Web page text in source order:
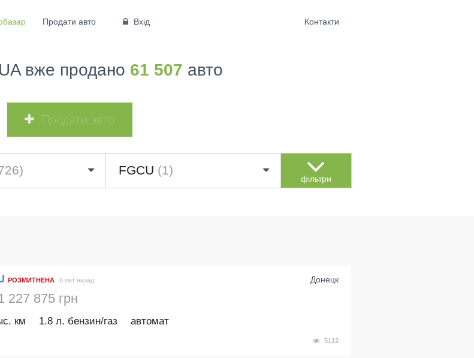
Продати авто Вхід Контакти
вже продано 61 507 авто
Продати авто
FGCU (1)
фільтри
РОЗМИТНЕНА Донецк
6 лет назад
227 875 грн
км 1.8 л. бензин/газ автомат
5112